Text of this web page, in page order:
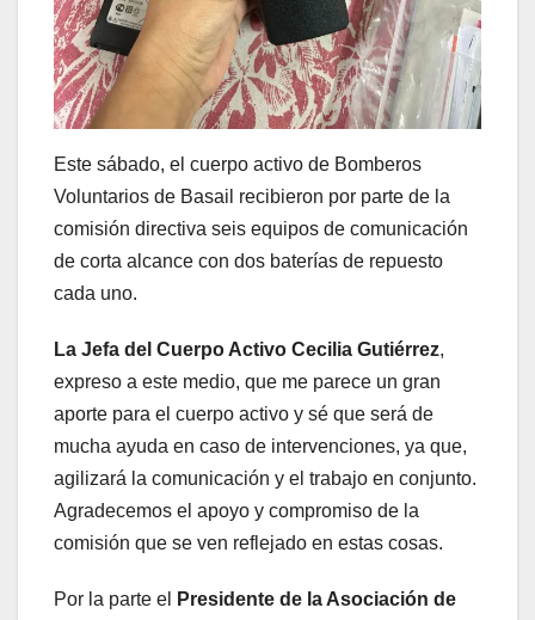
Este sábado, el cuerpo activo de Bomberos
Voluntarios de Basail recibieron por parte de la
comisión directiva seis equipos de comunicación
de corta alcance con dos baterías de repuesto
cada uno.
La Jefa del Cuerpo Activo Cecilia Gutiérrez,
expreso a este medio, que me parece un gran
aporte para el cuerpo activo y sé que será de
mucha ayuda en caso de intervenciones, ya que,
agilizará la comunicación y el trabajo en conjunto.
Agradecemos el apoyo y compromiso de la
comisión que se ven reflejado en estas cosas.
Por la parte el Presidente de la Asociación de